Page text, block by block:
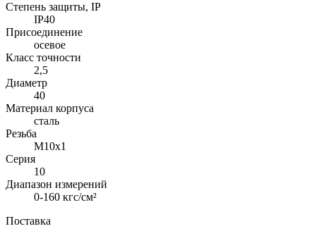
Степень защиты, IP
IP40
Присоединение
осевое
Класс точности
2,5
Диаметр
40
Материал корпуса
сталь
Резьба
M10x1
Серия
10
Диапазон измерений
0-160 кгс/см²
Поставка